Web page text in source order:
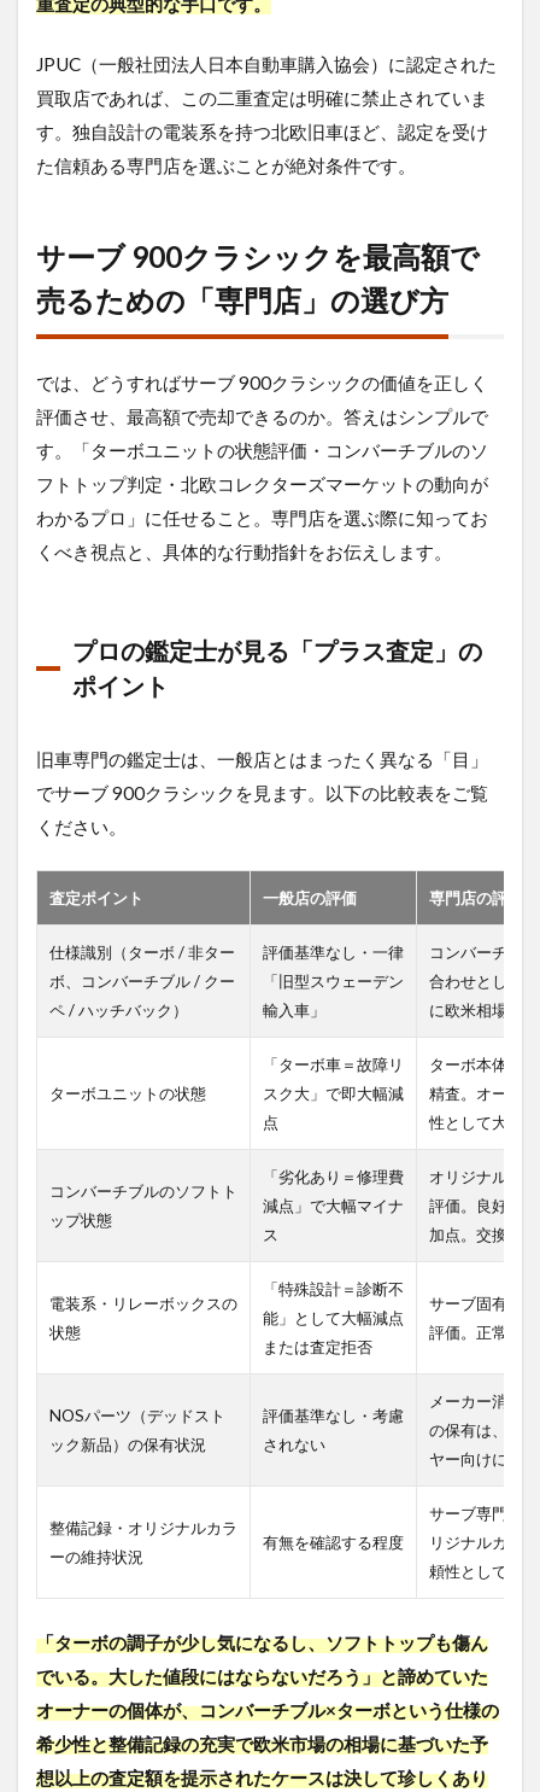
JPUC（一般社団法人日本自動車購入協会）に認定された
買取店であれば、この二重査定は明確に禁止されていま
す。独自設計の電装系を持つ北欧旧車ほど、認定を受け
た信頼ある専門店を選ぶことが絶対条件です。
サーブ 900クラシックを最高額で
売るための「専門店」の選び方
では、どうすればサーブ 900クラシックの価値を正しく
評価させ、最高額で売却できるのか。答えはシンプルで
す。「ターボユニットの状態評価・コンバーチブルのソ
フトトップ判定・北欧コレクターズマーケットの動向が
わかるプロ」に任せること。専門店を選ぶ際に知ってお
くべき視点と、具体的な行動指針をお伝えします。
プロの鑑定士が見る「プラス査定」の
ポイント
旧車専門の鑑定士は、一般店とはまったく異なる「目」
でサーブ 900クラシックを見ます。以下の比較表をご覧
ください。
査定ポイント 一般店の評価 専門店の評価
仕様識別（ターボ / 非ター
ボ、コンバーチブル / クー
ペ / ハッチバック）
評価基準なし・一律
「旧型スウェーデン
輸入車」
コンバーチブ
合わせとして
に欧米相場基
ターボユニットの状態
「ターボ車＝故障リ
スク大」で即大幅減
点
ターボ本体の
精査。オーバ
性として大幅
コンバーチブルのソフトト
ップ状態
「劣化あり＝修理費
減点」で大幅マイナ
ス
オリジナル・
評価。良好な
加点。交換費
電装系・リレーボックスの
状態
「特殊設計＝診断不
能」として大幅減点
または査定拒否
サーブ固有の
評価。正常動
NOSパーツ（デッドスト
ック新品）の保有状況
評価基準なし・考慮
されない
メーカー消滅
の保有は、将
ヤー向けに大
整備記録・オリジナルカラ
ーの維持状況
有無を確認する程度
サーブ専門シ
リジナルカラ
頼性として大
「ターボの調子が少し気になるし、ソフトトップも傷ん
でいる。大した値段にはならないだろう」と諦めていた
オーナーの個体が、コンバーチブル×ターボという仕様の
希少性と整備記録の充実で欧米市場の相場に基づいた予
想以上の査定額を提示されたケースは決して珍しくあり